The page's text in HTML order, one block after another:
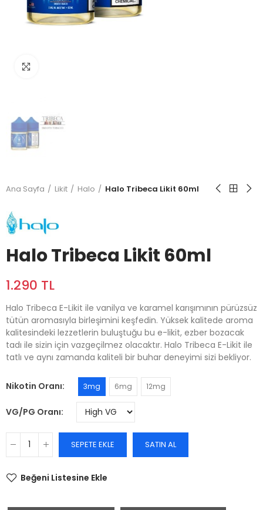
Ana Sayfa Likit Halo Halo Tribeca Likit 60ml
Halo Tribeca Likit 60ml
1.290 TL
Halo Tribeca E-Likit ile vanilya ve karamel karışımının pürüzsüz
tütün aromasıyla birleşimini keşfedin. Yüksek kalitede aroma
kalitesindeki lezzetlerin buluştuğu bu e-likit, ezber bozacak
tadı ile sizin için vazgeçilmez olacaktır. Halo Tribeca E-Likit ile
tatlı ve aynı zamanda kaliteli bir buhar deneyimi sizi bekliyor.
Nikotin Oranı 3mg 6mg 12mg
VG/PG Oranı
SEPETE EKLE SATIN AL
Beğeni Listesine Ekle